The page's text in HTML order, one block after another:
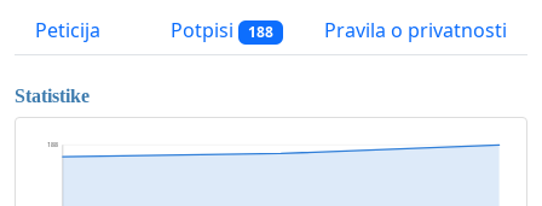
Peticija Potpisi 188 Pravila o privatnosti
Statistike
188